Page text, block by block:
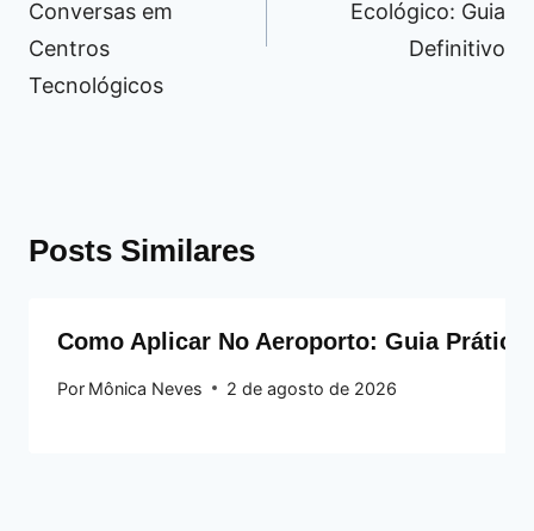
Conversas em
Centros
Tecnológicos
Ecológico: Guia
Definitivo
Posts Similares
Como Aplicar No Aeroporto: Guia Prático
Por Mônica Neves 2 de agosto de 2026